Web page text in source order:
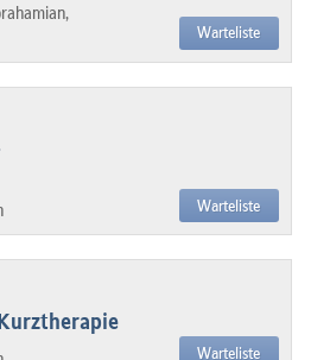
Warteliste
Warteliste
Warteliste